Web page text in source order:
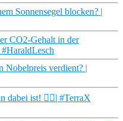
Sonnensegel blocken? |
CO2-Gehalt in der
Nobelpreis verdient? |
dabei ist! ✋🏼| #TerraX